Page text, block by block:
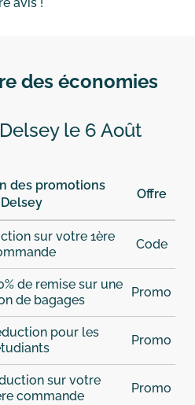
avis !
des économies
le 6 Août
des promotions
Delsey
Offre
sur votre 1ère
Code
de remise sur une
de bagages
Promo
pour les
Promo
sur votre
commande
Promo